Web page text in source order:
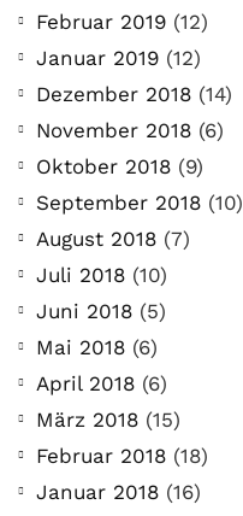
Februar 2019 (12)
Januar 2019 (12)
Dezember 2018 (14)
November 2018 (6)
Oktober 2018 (9)
September 2018 (10)
August 2018 (7)
Juli 2018 (10)
Juni 2018 (5)
Mai 2018 (6)
April 2018 (6)
März 2018 (15)
Februar 2018 (18)
Januar 2018 (16)